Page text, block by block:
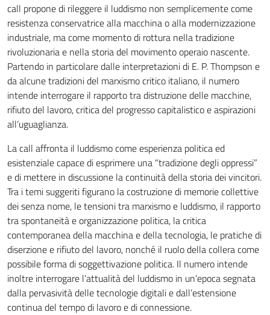
call propone di rileggere il luddismo non semplicemente come
resistenza conservatrice alla macchina o alla modernizzazione
industriale, ma come momento di rottura nella tradizione
rivoluzionaria e nella storia del movimento operaio nascente.
Partendo in particolare dalle interpretazioni di E. P. Thompson e
da alcune tradizioni del marxismo critico italiano, il numero
intende interrogare il rapporto tra distruzione delle macchine,
rifiuto del lavoro, critica del progresso capitalistico e aspirazioni
all’uguaglianza.
La call affronta il luddismo come esperienza politica ed
esistenziale capace di esprimere una “tradizione degli oppressi”
e di mettere in discussione la continuità della storia dei vincitori.
Tra i temi suggeriti figurano la costruzione di memorie collettive
dei senza nome, le tensioni tra marxismo e luddismo, il rapporto
tra spontaneità e organizzazione politica, la critica
contemporanea della macchina e della tecnologia, le pratiche di
diserzione e rifiuto del lavoro, nonché il ruolo della collera come
possibile forma di soggettivazione politica. Il numero intende
inoltre interrogare l’attualità del luddismo in un’epoca segnata
dalla pervasività delle tecnologie digitali e dall’estensione
continua del tempo di lavoro e di connessione.